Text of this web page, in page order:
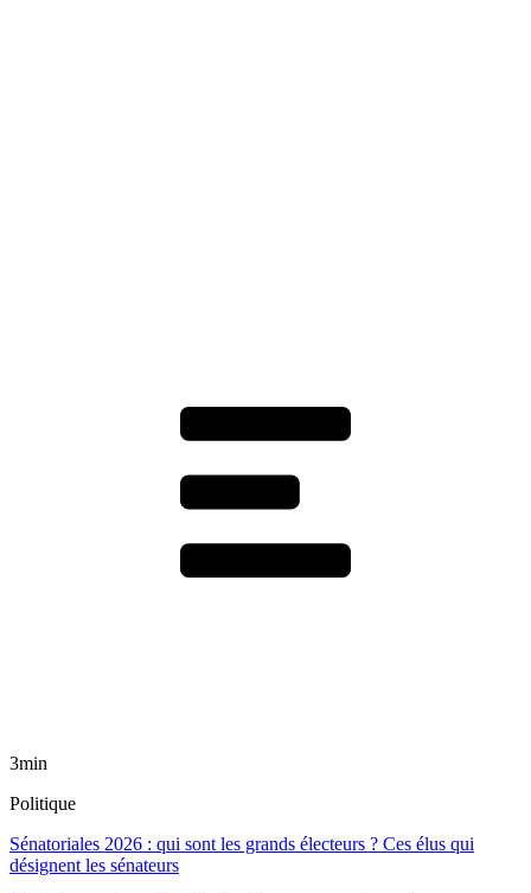
3min
Politique
Sénatoriales 2026 : qui sont les grands électeurs ? Ces élus qui
désignent les sénateurs